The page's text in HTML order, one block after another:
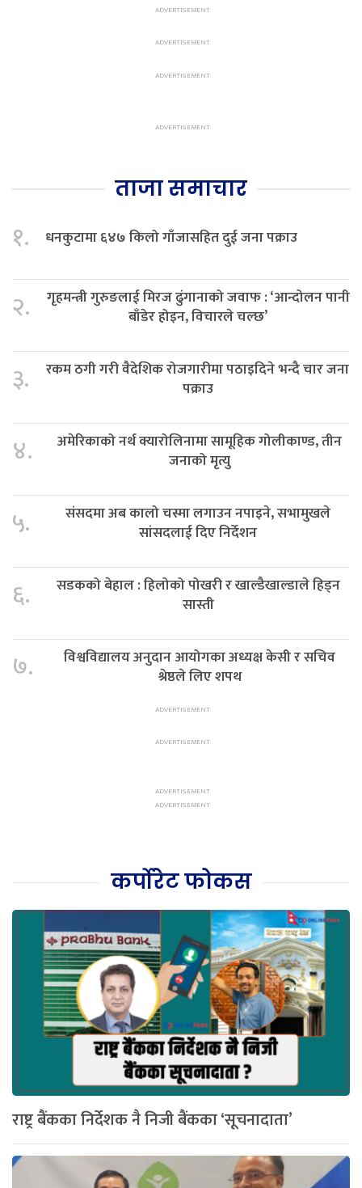
ताजा समाचार
१. धनकुटामा ६४७ किलो गाँजासहित दुई जना पक्राउ
२.
गृहमन्त्री गुरुङलाई मिरज ढुंगानाको जवाफ : ‘आन्दोलन पानी
बाँडेर होइन, विचारले चल्छ’
३.
रकम ठगी गरी वैदेशिक रोजगारीमा पठाइदिने भन्दै चार जना
पक्राउ
४.
अमेरिकाको नर्थ क्यारोलिनामा सामूहिक गोलीकाण्ड, तीन
जनाको मृत्यु
५.
संसदमा अब कालो चस्मा लगाउन नपाइने, सभामुखले
सांसदलाई दिए निर्देशन
६.
सडकको बेहाल : हिलोको पोखरी र खाल्डैखाल्डाले हिड्न
सास्ती
७.
विश्वविद्यालय अनुदान आयोगका अध्यक्ष केसी र सचिव
श्रेष्ठले लिए शपथ
कर्पोरेट फोकस
राष्ट्र बैंकका निर्देशक नै निजी बैंकका ‘सूचनादाता’